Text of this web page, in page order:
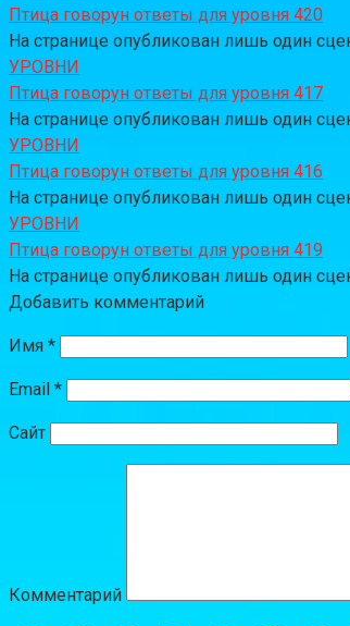
Птица говорун ответы для уровня 420
На странице опубликован лишь один
УРОВНИ
Птица говорун ответы для уровня 417
На странице опубликован лишь один
УРОВНИ
Птица говорун ответы для уровня 416
На странице опубликован лишь один
УРОВНИ
Птица говорун ответы для уровня 419
На странице опубликован лишь один
Добавить комментарий
Имя *
Email *
Сайт
Комментарий